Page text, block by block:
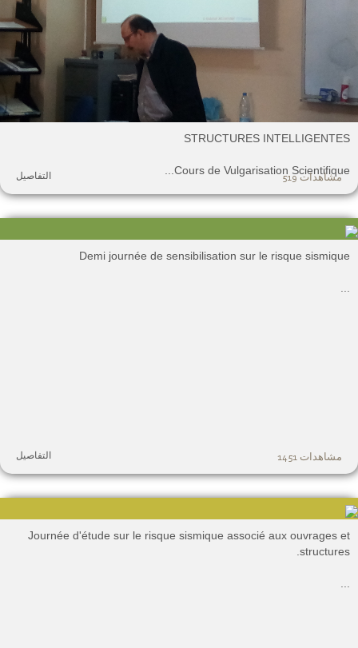
STRUCTURES
Cours de Vulgarisation
مشاهدات 519 التفاصيل
Demi journée de sensibilisation sur le risque
مشاهدات 1451 التفاصيل
Journée d'étude sur le risque sismique associé aux ouvrages